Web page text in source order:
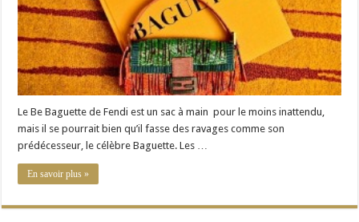
Le Be Baguette de Fendi est un sac à main pour le moins inattendu,
mais il se pourrait bien qu’il fasse des ravages comme son
prédécesseur, le célèbre Baguette. Les …
En savoir plus »